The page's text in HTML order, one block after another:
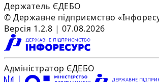
Держатель ЄДЕБО
© Державне підприємство
Версія 1.2.8 | 07.08.2026
Адміністратор ЄДЕБО